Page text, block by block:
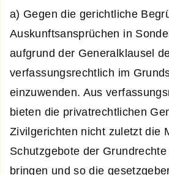
a) Gegen die gerichtliche
Auskunftsansprüchen in
aufgrund der Generalklausel
verfassungsrechtlich im
einzuwenden. Aus
bieten die privatrechtlichen
Zivilgerichten nicht zuletzt die
Schutzgebote der
bringen und so die